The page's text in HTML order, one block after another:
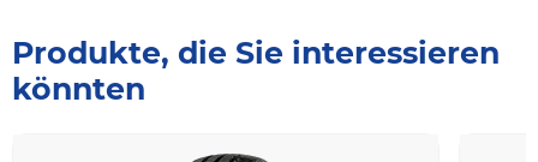
Produkte, die Sie interessieren
könnten